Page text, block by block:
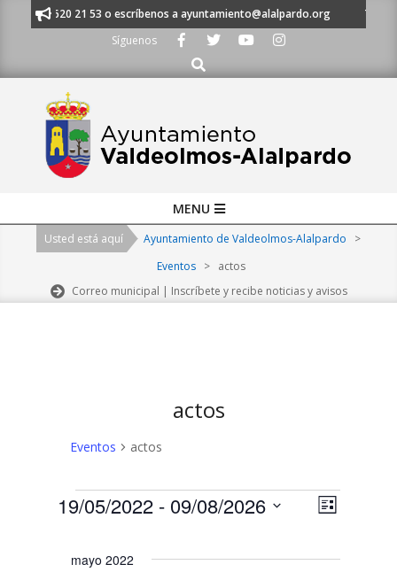
al 91 620 21 53 o escríbenos a ayuntamiento@alalpardo.org
TE
Síguenos
Buscar
Navigation
MENU
Usted está aquí Ayuntamiento de Valdeolmos-Alalpardo
>
Eventos > actos
Correo municipal | Inscríbete y recibe noticias y avisos
actos
Eventos actos
Eventos
N
v
N
Lista
19/05/2022 - 09/08/2026
fecha.
mayo 2022